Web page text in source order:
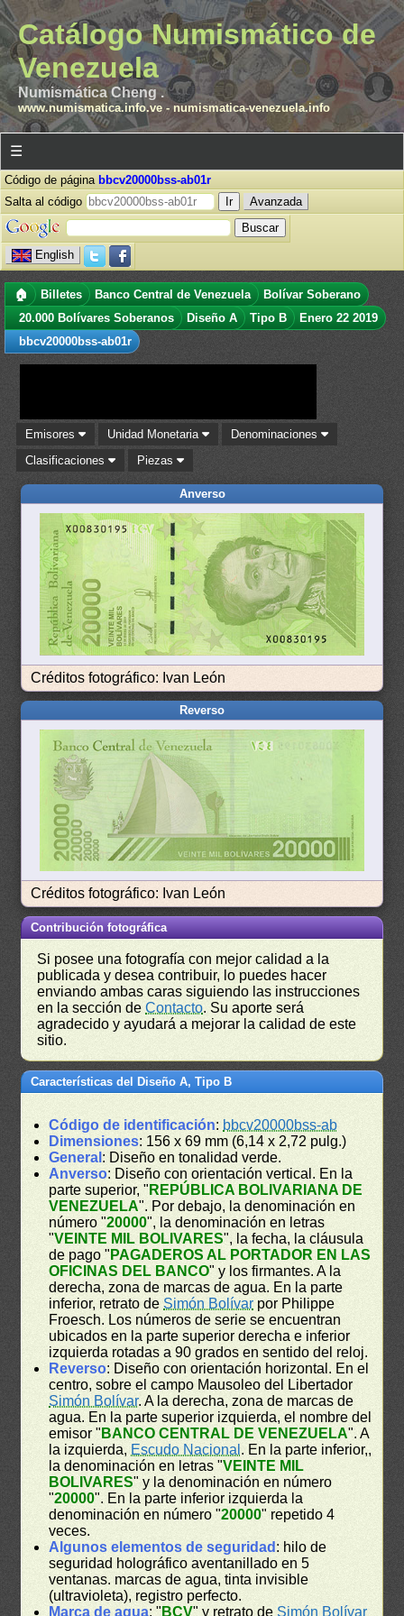
Catálogo Numismático de
Venezuela
Numismática Cheng .
www.numismatica.info.ve- numismatica-venezuela.info
☰
Código de página bbcv20000bss-ab01r
Salta al código
Avanzada
English
🏠 Billetes Banco Central de Venezuela
Bolívar Soberano
20.000 Bolívares Soberanos
Diseño A Tipo B
Enero 22 2019
bbcv20000bss-ab01r
Emisores Unidad Monetaria
Denominaciones
Clasificaciones
Piezas
Anverso
Créditos fotográfico: Ivan León
Reverso
Créditos fotográfico: Ivan León
Contribución fotográfica
Si posee una fotografía con mejor calidad a la
publicada y desea contribuir, lo puedes hacer
enviando ambas caras siguiendo las instrucciones
en la sección deContacto. Su aporte será
agradecido y ayudará a mejorar la calidad de este
sitio.
Características del Diseño A, Tipo B
Código de identificación: bbcv20000bss-ab
Dimensiones: 156 x 69 mm (6,14 x 2,72 pulg.)
General : Diseño en tonalidad verde.
Anverso: Diseño con orientación vertical. En la
parte superior, " REPÚBLICA BOLIVARIANA DE
VENEZUELA". Por debajo, la denominación en
número "20000", la denominación en letras
"VEINTE MIL BOLIVARES", la fecha, la cláusula
de pago " PAGADEROS AL PORTADOR EN LAS
OFICINAS DEL BANCO" y los firmantes. A la
derecha, zona de marcas de agua. En la parte
inferior, retrato deSimón Bolívar por Philippe
Froesch. Los números de serie se encuentran
ubicados en la parte superior derecha e inferior
izquierda rotadas a 90 grados en sentido del reloj.
Reverso: Diseño con orientación horizontal. En el
centro, sobre el campo Mausoleo del Libertador
Simón Bolívar. A la derecha, zona de marcas de
agua. En la parte superior izquierda, el nombre del
emisor " BANCO CENTRAL DE VENEZUELA". A
la izquierda, Escudo Nacional . En la parte inferior,,
la denominación en letras "VEINTE MIL
BOLIVARES" y la denominación en número
"20000". En la parte inferior izquierda la
denominación en número "20000" repetido 4
veces.
Algunos elementos de seguridad : hilo de
seguridad holográfico aventanillado en 5
ventanas. marcas de agua, tinta invisible
(ultravioleta), registro perfecto.
Marca de agua: " BCV" y retrato de Simón Bolívar